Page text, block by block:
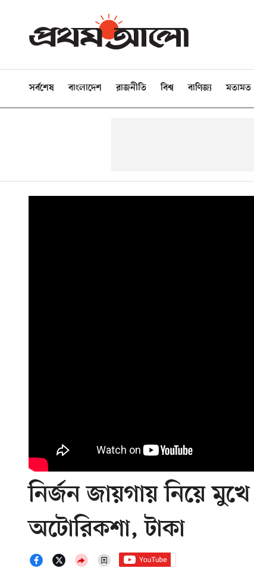
সর্বশেষ বাংলাদেশ রাজনীতি বিশ্ব বাণিজ্য মতামত
নির্জন জায়গায় নিয়ে
অটোরিকশা, টাকা